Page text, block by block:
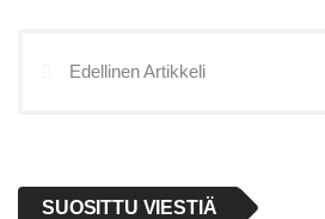
Edellinen Artikkeli
SUOSITTU VIESTIÄ